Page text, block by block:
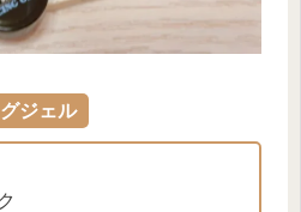
ジェル